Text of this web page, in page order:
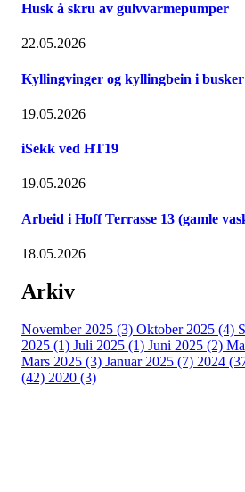
Husk å skru av gulvvarmepumper
22.05.2026
Kyllingvinger og kyllingbein i busker
19.05.2026
iSekk ved HT19
19.05.2026
Arbeid i Hoff Terrasse 13 (gamle
18.05.2026
Arkiv
November 2025 (3) Oktober 2025 (4)
2025 (1) Juli 2025 (1) Juni 2025 (2)
Mars 2025 (3) Januar 2025 (7) 2024
(42) 2020 (3)